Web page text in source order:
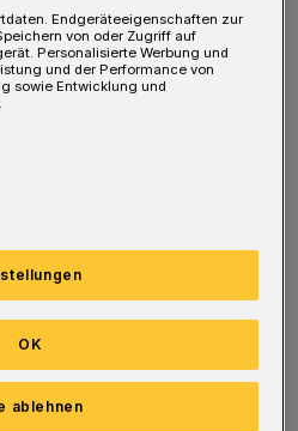
Freiheitstr abends
Straße ist zwei Kilometer
Straße und
den Fehler.
Endgeräteeigenschaften zur
von oder Zugriff auf
Personalisierte Werbung und
und der Performance von
sowie Entwicklung und
ablehnen
OK